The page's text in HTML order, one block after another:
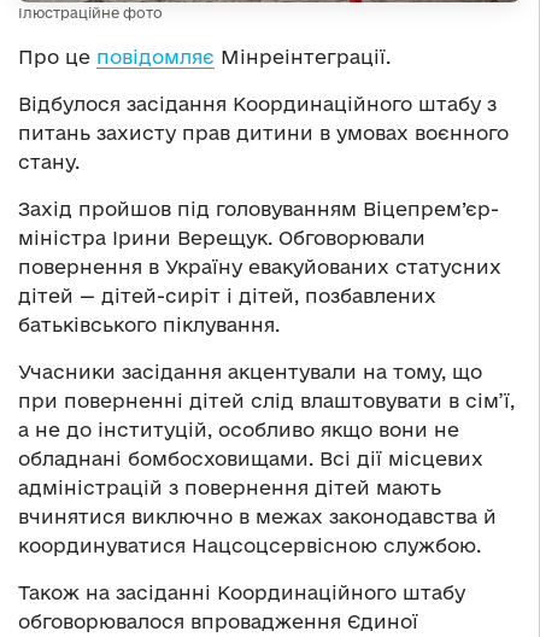
Ілюстраційне фото
Про це повідомляє Мінреінтеграції.
Відбулося засідання Координаційного штабу з
питань захисту прав дитини в умовах воєнного
стану.
Захід пройшов під головуванням Віцепрем’єр-
міністра Ірини Верещук. Обговорювали
повернення в Україну евакуйованих статусних
дітей — дітей-сиріт і дітей, позбавлених
батьківського піклування.
Учасники засідання акцентували на тому, що
при поверненні дітей слід влаштовувати в сім’ї,
а не до інституцій, особливо якщо вони не
обладнані бомбосховищами. Всі дії місцевих
адміністрацій з повернення дітей мають
вчинятися виключно в межах законодавства й
координуватися Нацсоцсервісною службою.
Також на засіданні Координаційного штабу
обговорювалося впровадження Єдиної